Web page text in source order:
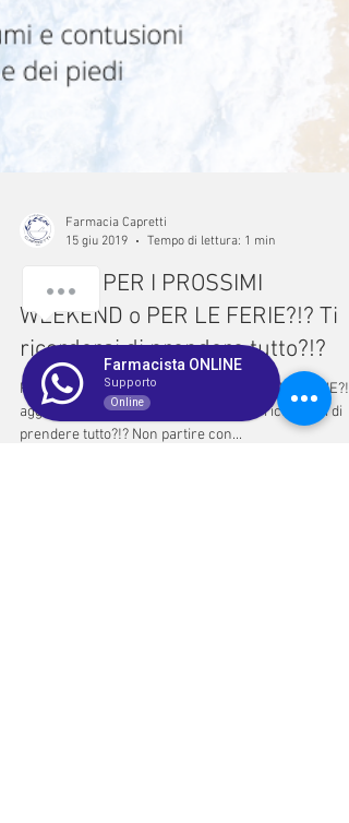
Farmacia Capretti
15 giu 2019
Tempo di lettura: 1 min
Ciao, come possiamo aiutarti?
Farmacista ONLINE
Supporto
Online
1